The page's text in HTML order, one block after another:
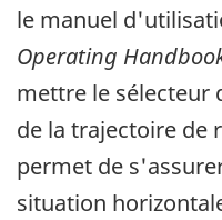
le manuel
Operating
mettre le sélecteur
de la trajectoire de
permet de
situation